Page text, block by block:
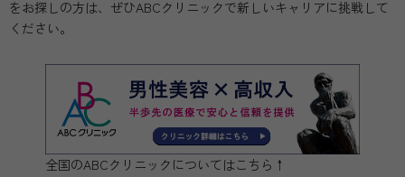
をお探しの方は、ぜひABCクリニックで新しいキャリアに挑戦して
ください。
全国のABCクリニックについてはこちら↑